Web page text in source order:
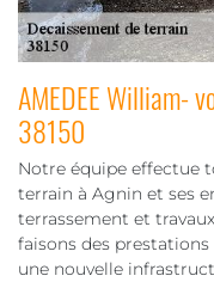
AMEDEE William-
38150
Notre équipe effectue
terrain à Agnin et ses
terrassement et
faisons des
une nouvelle